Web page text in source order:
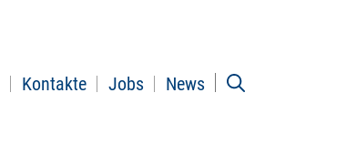
Kontakte Jobs News